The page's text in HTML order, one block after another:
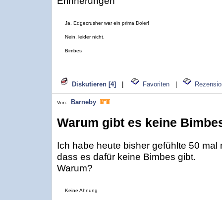
Ja, Edgecrusher war ein prima Doler!
Nein, leider nicht.
Bimbes
Diskutieren [4] Favoriten
Von: Barneby
Warum gibt es keine
Ich habe heute bisher gefühlte 50 mal
dass es dafür keine Bimbes gibt.
Warum?
Keine Ahnung